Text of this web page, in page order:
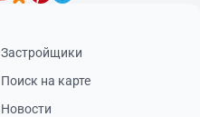
Застройщики
Поиск на карте
Новости